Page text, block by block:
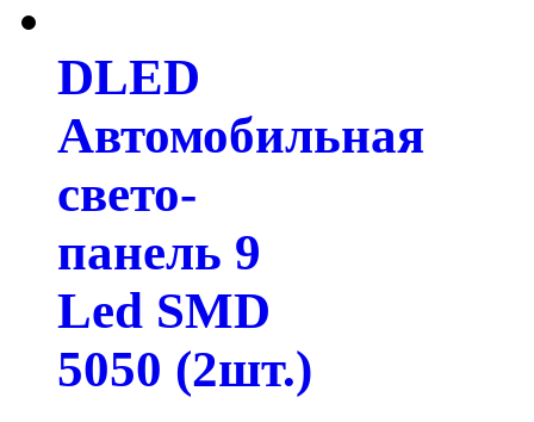
DLED
Автомобильная
свето-
панель 9
Led SMD
5050 (2шт.)